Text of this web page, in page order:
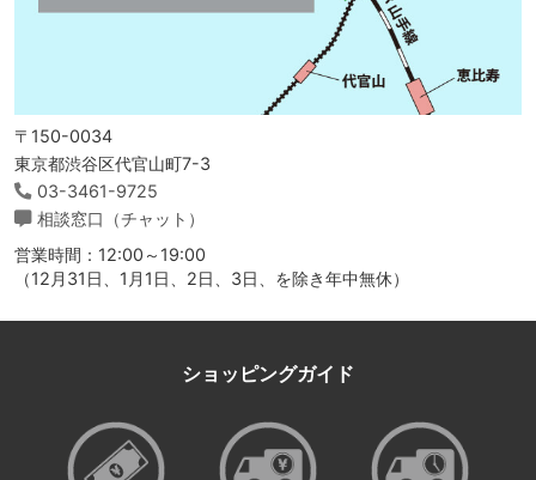
〒150-0034
東京都渋谷区代官山町7-3
03-3461-9725
相談窓口（チャット）
営業時間：12:00～19:00
（12月31日、1月1日、2日、3日、を除き年中無休）
ショッピングガイド